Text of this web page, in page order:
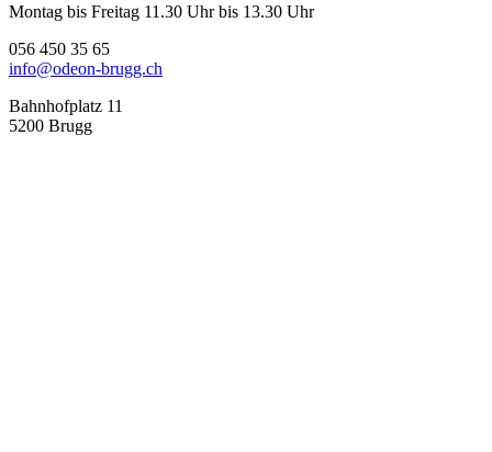
Montag bis Freitag 11.30 Uhr bis 13.30 Uhr
056 450 35 65
info@odeon-brugg.ch
Bahnhofplatz 11
5200 Brugg